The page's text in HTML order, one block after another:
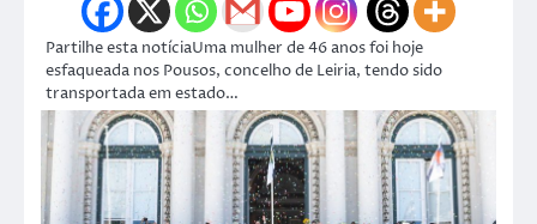
Partilhe esta notíciaUma mulher de 46 anos foi hoje
esfaqueada nos Pousos, concelho de Leiria, tendo sido
transportada em estado…